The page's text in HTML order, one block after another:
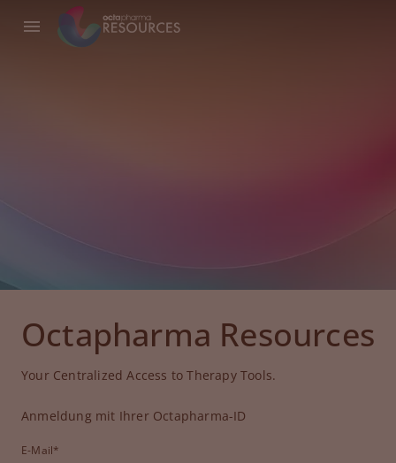
Octapharma Resources
Your Centralized Access to Therapy Tools.
Anmeldung mit Ihrer Octapharma-ID
E-Mail*